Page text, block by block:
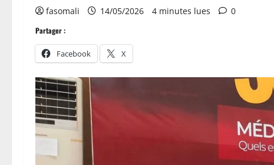
fasomali 14/05/2026 4 minutes lues 0
Partager :
Facebook X